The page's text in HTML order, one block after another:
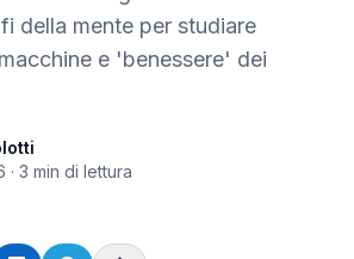
della mente per studiare
e 'benessere' dei
· 3 min di lettura